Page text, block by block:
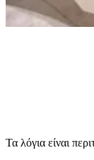
Τα λόγια είναι